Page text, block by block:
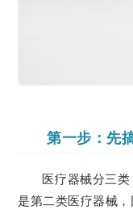
第一步：先
医疗器械分三
是第二类医疗器械